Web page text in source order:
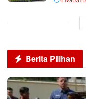
Berita Pilihan